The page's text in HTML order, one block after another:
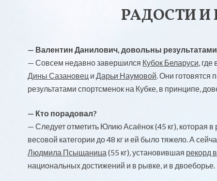
РАДОСТИ
— Валентин Данилович, довольны
— Совсем недавно завершился Кубок Беларуси ,
Дины Сазановец и Дарьи Наумовой . Они
результатами спортсменок на Кубке, в принципе,
— Кто порадовал?
— Следует отметить Юлию Асаёнок (45 кг), которая
весовой категории до 48 кг и ей было тяжело. А
Людмила Псыщаница (55 кг), установившая рекорд
национальных достижений и в рывке, и в двоеборье.